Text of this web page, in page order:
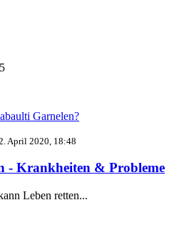
Garnelen?
April 2020, 18:48
- Krankheiten & Probleme
Leben retten...